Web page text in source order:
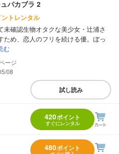
パカブラ 2
トレンタル
未確認生物オタクな美少女・辻浦さ
ため、恋人のフリを続ける優。ぼっ
む
08
試し読み
420ポイント
すぐにレンタル
480ポイント